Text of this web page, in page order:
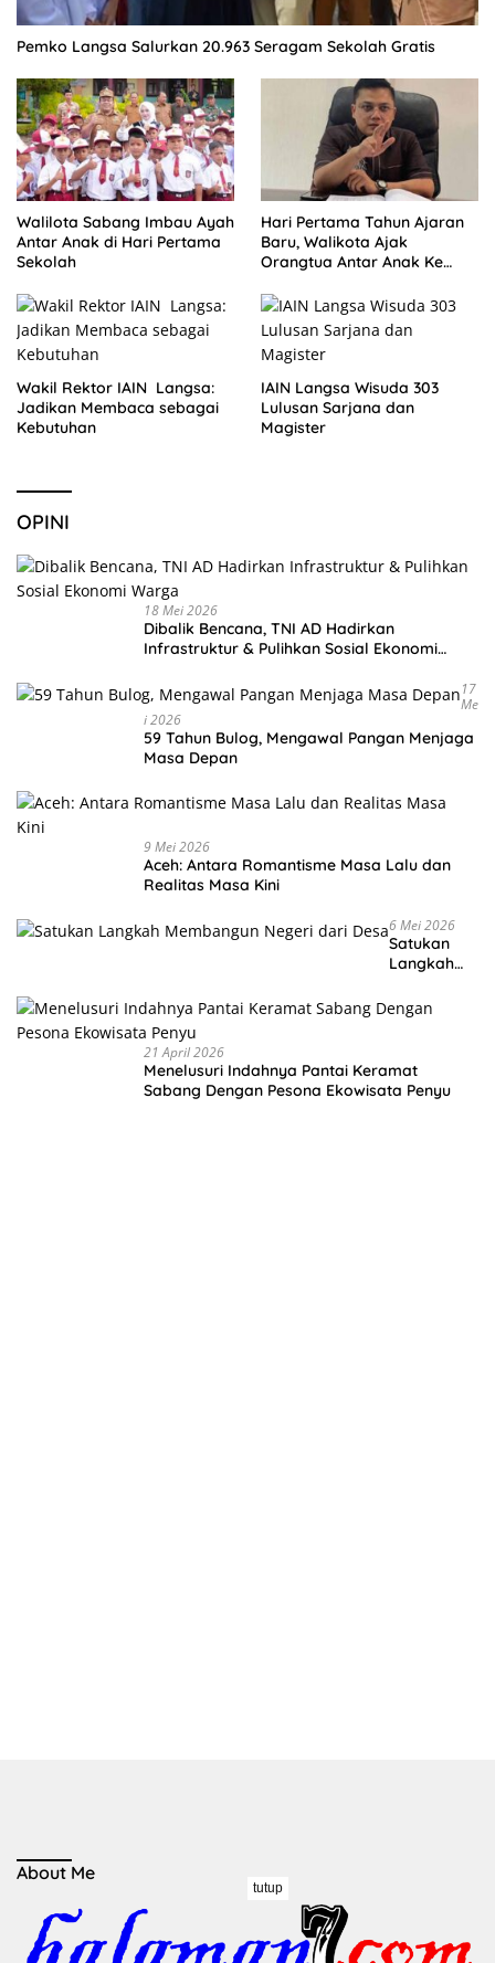
Pemko Langsa Salurkan 20.963 Seragam Sekolah Gratis
Walilota Sabang Imbau Ayah
Antar Anak di Hari Pertama
Sekolah
Hari Pertama Tahun Ajaran
Baru, Walikota Ajak
Orangtua Antar Anak Ke
Wakil Rektor IAIN Langsa:
Jadikan Membaca sebagai
Kebutuhan
IAIN Langsa Wisuda 303
Lulusan Sarjana dan
Magister
OPINI
18 Mei 2026
Dibalik Bencana, TNI AD Hadirkan
Infrastruktur & Pulihkan Sosial Ekonomi
17
Me
I 2026
59 Tahun Bulog, Mengawal Pangan Menjaga
Masa Depan
9 Mei 2026
Aceh: Antara Romantisme Masa Lalu dan
Realitas Masa Kini
6 Mei 2026
Satukan
Langkah
n Negeri
dari Desa
21 April 2026
Menelusuri Indahnya Pantai Keramat
Sabang Dengan Pesona Ekowisata Penyu
About Me
tutup